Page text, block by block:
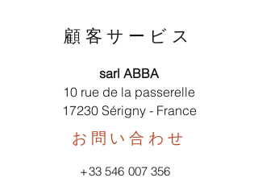
顧客サービス
sarl ABBA
10 rue de la passerelle
17230 Sérigny - France
お問い合わせ
+33 546 007 356